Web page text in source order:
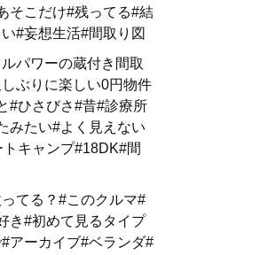
そこだけ#残ってる#結
#妄想生活#間取り図
パワーの蔵付き間取
しぶりに楽しい0円物件
#ひさびさ#昔#診療所
みたい#よく見えない
キャンプ#18DK#間
てる？#このクルマ#
き#初めて見るタイプ
アーカイブ#ベランダ#